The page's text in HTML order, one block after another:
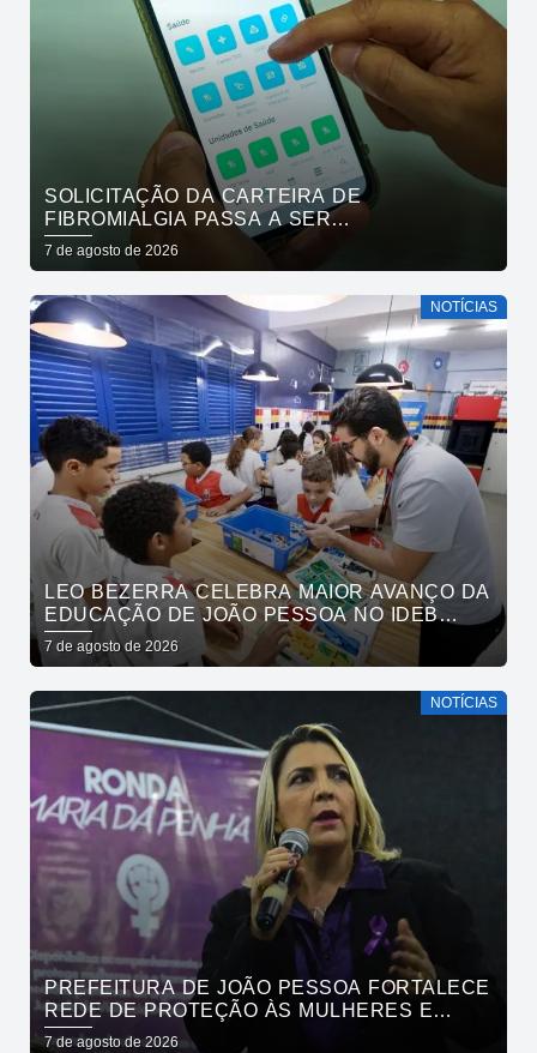
SOLICITAÇÃO DA CARTEIRA DE
FIBROMIALGIA PASSA A SER
EXCLUSIVAMENTE PELO APLICATIVO JOÃO
PESSOA NA PALMA DA MÃO
7 de agosto de 2026
NOTÍCIAS
LEO BEZERRA CELEBRA MAIOR AVANÇO DA
EDUCAÇÃO DE JOÃO PESSOA NO IDEB
ENTRE CAPITAIS DO NORDESTE
7 de agosto de 2026
NOTÍCIAS
PREFEITURA DE JOÃO PESSOA FORTALECE
REDE DE PROTEÇÃO ÀS MULHERES E
ENTENDE QUE ACOLHER É SALVAR VIDAS
7 de agosto de 2026